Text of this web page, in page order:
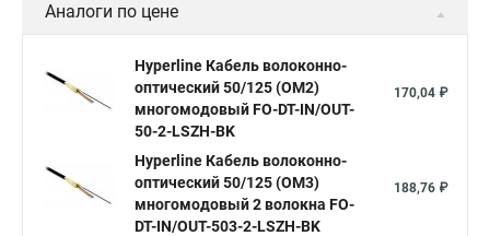
Аналоги по цене
Hyperline Кабель волоконно-
оптический 50/125 (OM2)
многомодовый FO-DT-IN/OUT-
50-2-LSZH-BK
170,04 ₽
Hyperline Кабель волоконно-
оптический 50/125 (OM3)
многомодовый 2 волокна FO-
DT-IN/OUT-503-2-LSZH-BK
188,76 ₽